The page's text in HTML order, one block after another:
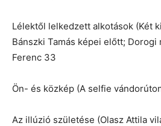
Lélektől lelkedzett alkotások (Két
Bánszki Tamás képei előtt; Dorogi
Ferenc 33
Ön- és közkép (A selfie
Az illúzió születése (Olasz Attila